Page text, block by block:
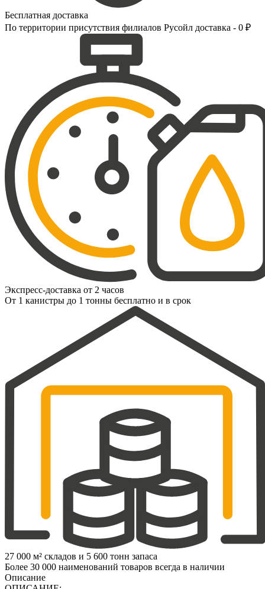
Бесплатная доставка
По территории присутствия филиалов Русойл доставка - 0 ₽
Экспресс-доставка от 2 часов
От 1 канистры до 1 тонны бесплатно и в срок
27 000 м² складов и 5 600 тонн запаса
Более 30 000 наименований товаров всегда в наличии
Описание